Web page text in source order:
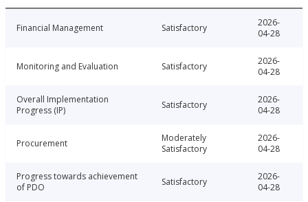
Financial Management Satisfactory
2026-
04-28
Monitoring and Evaluation Satisfactory
2026-
04-28
Overall Implementation
Progress (IP)
Satisfactory
2026-
04-28
Procurement
Moderately
Satisfactory
2026-
04-28
Progress towards achievement
of PDO
Satisfactory
2026-
04-28